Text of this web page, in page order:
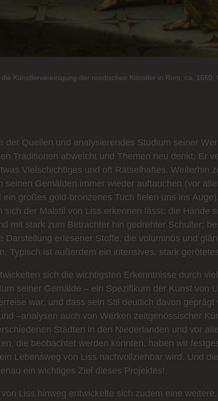
Künstlervereinigung der nordischen Künstler in Rom, ca. 1660,
Quellen und analysierendes Studium seiner
Traditionen abweicht und Themen neu denkt. Er
Vielschichtiges und oft Rätselhaftes. Weiterhin
Gemälden immer wieder auftauchen (vor
großes gold-bronzenes Tuch fielen uns ins
der Malstil von Liss erkennen lässt: die Hände
mit stark zum Betrachter hin gedrehter Schulter;
Darstellung erlesener Stoffe, die voluminös und
Typisch ist außerdem ein intensives, stark
sich die wichtigsten Erkenntnisse durch
seiner Gemälde – ein Spezifikum der Kunst von
war, und dass sein Stil deutlich davon
–analysen auch von Werken zeitgenössischer
Städten in den Niederlanden und vor
die beobachtet werden konnten, haben wir
Lebensweg von Liss nachvollziehbar wird. Und
ein wichtiges Ziel dieses Projektes!
Liss hinweg entwickelte sich zudem eine